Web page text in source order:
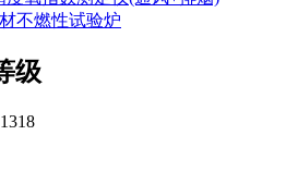
不燃性试验炉
级
1318